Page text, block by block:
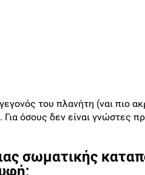
του πλανήτη (ναι πιο
όσους δεν είναι γνώστες
σωματικής